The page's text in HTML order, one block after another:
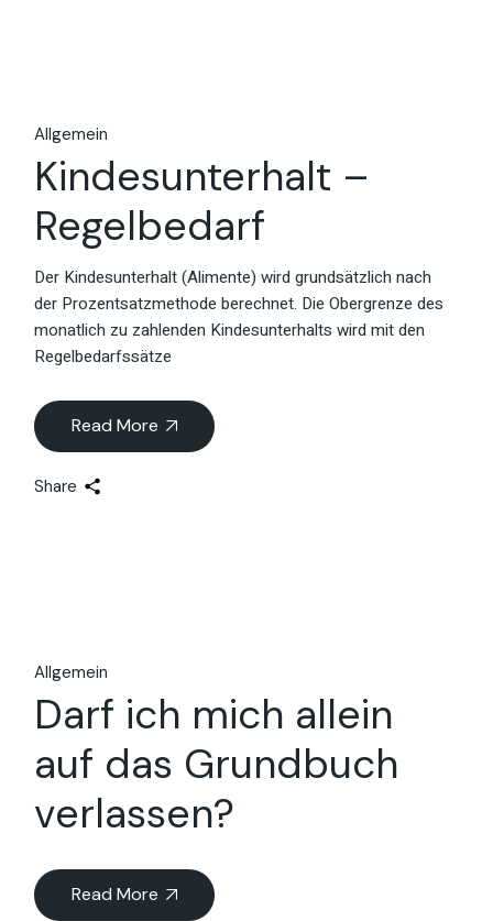
Allgemein
Kindesunterhalt –
Regelbedarf
Der Kindesunterhalt (Alimente) wird grundsätzlich nach
der Prozentsatzmethode berechnet. Die Obergrenze des
monatlich zu zahlenden Kindesunterhalts wird mit den
Regelbedarfssätze
Read More
Share
Allgemein
Darf ich mich allein
auf das Grundbuch
verlassen?
Read More